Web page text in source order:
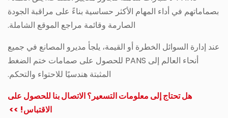
بصماماتهم في أداء المهام الأكثر حساسية بناءً على مراقبة الجودة
الصارمة وقائمة مراجع الموقع الشاملة.
عند إدارة السوائل الخطرة أو القيمة، يلجأ مديرو المصانع في جميع
أنحاء العالم إلى PANS للحصول على صمامات ختم الضغط
المثبتة هندسيًا للاحتواء والتحكم.
هل تحتاج إلى معلومات التسعير؟ الاتصال بنا للحصول على
الاقتباس! >>